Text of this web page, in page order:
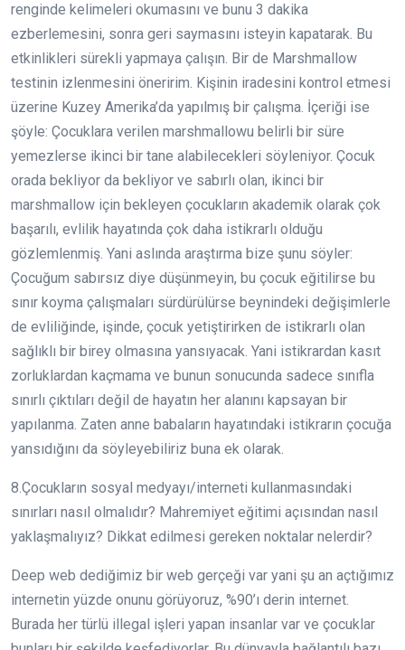
renginde kelimeleri okumasını ve bunu 3 dakika
ezberlemesini, sonra geri saymasını isteyin kapatarak. Bu
etkinlikleri sürekli yapmaya çalışın. Bir de Marshmallow
testinin izlenmesini öneririm. Kişinin iradesini kontrol etmesi
üzerine Kuzey Amerika’da yapılmış bir çalışma. İçeriği ise
şöyle: Çocuklara verilen marshmallowu belirli bir süre
yemezlerse ikinci bir tane alabilecekleri söyleniyor. Çocuk
orada bekliyor da bekliyor ve sabırlı olan, ikinci bir
marshmallow için bekleyen çocukların akademik olarak çok
başarılı, evlilik hayatında çok daha istikrarlı olduğu
gözlemlenmiş. Yani aslında araştırma bize şunu söyler:
Çocuğum sabırsız diye düşünmeyin, bu çocuk eğitilirse bu
sınır koyma çalışmaları sürdürülürse beynindeki değişimlerle
de evliliğinde, işinde, çocuk yetiştirirken de istikrarlı olan
sağlıklı bir birey olmasına yansıyacak. Yani istikrardan kasıt
zorluklardan kaçmama ve bunun sonucunda sadece sınıfla
sınırlı çıktıları değil de hayatın her alanını kapsayan bir
yapılanma. Zaten anne babaların hayatındaki istikrarın çocuğa
yansıdığını da söyleyebiliriz buna ek olarak.
8.Çocukların sosyal medyayı/interneti kullanmasındaki
sınırları nasıl olmalıdır? Mahremiyet eğitimi açısından nasıl
yaklaşmalıyız? Dikkat edilmesi gereken noktalar nelerdir?
Deep web dediğimiz bir web gerçeği var yani şu an açtığımız
internetin yüzde onunu görüyoruz, %90’ı derin internet.
Burada her türlü illegal işleri yapan insanlar var ve çocuklar